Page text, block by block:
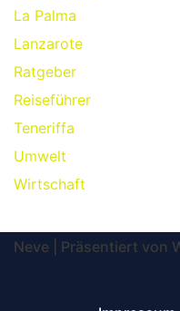
La Palma
Lanzarote
Ratgeber
Reiseführer
Teneriffa
Umwelt
Wirtschaft
Neve | Präsentiert von